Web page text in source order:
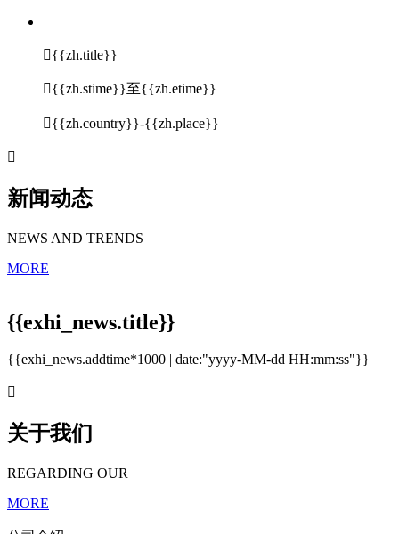
{{zh.title}}
{{zh.stime}}至{{zh.etime}}
{{zh.country}}-{{zh.place}}

新闻动态
NEWS AND TRENDS
MORE
{{exhi_news.title}}
{{exhi_news.addtime*1000 | date:"yyyy-MM-dd HH:mm:ss"}}

关于我们
REGARDING OUR
MORE